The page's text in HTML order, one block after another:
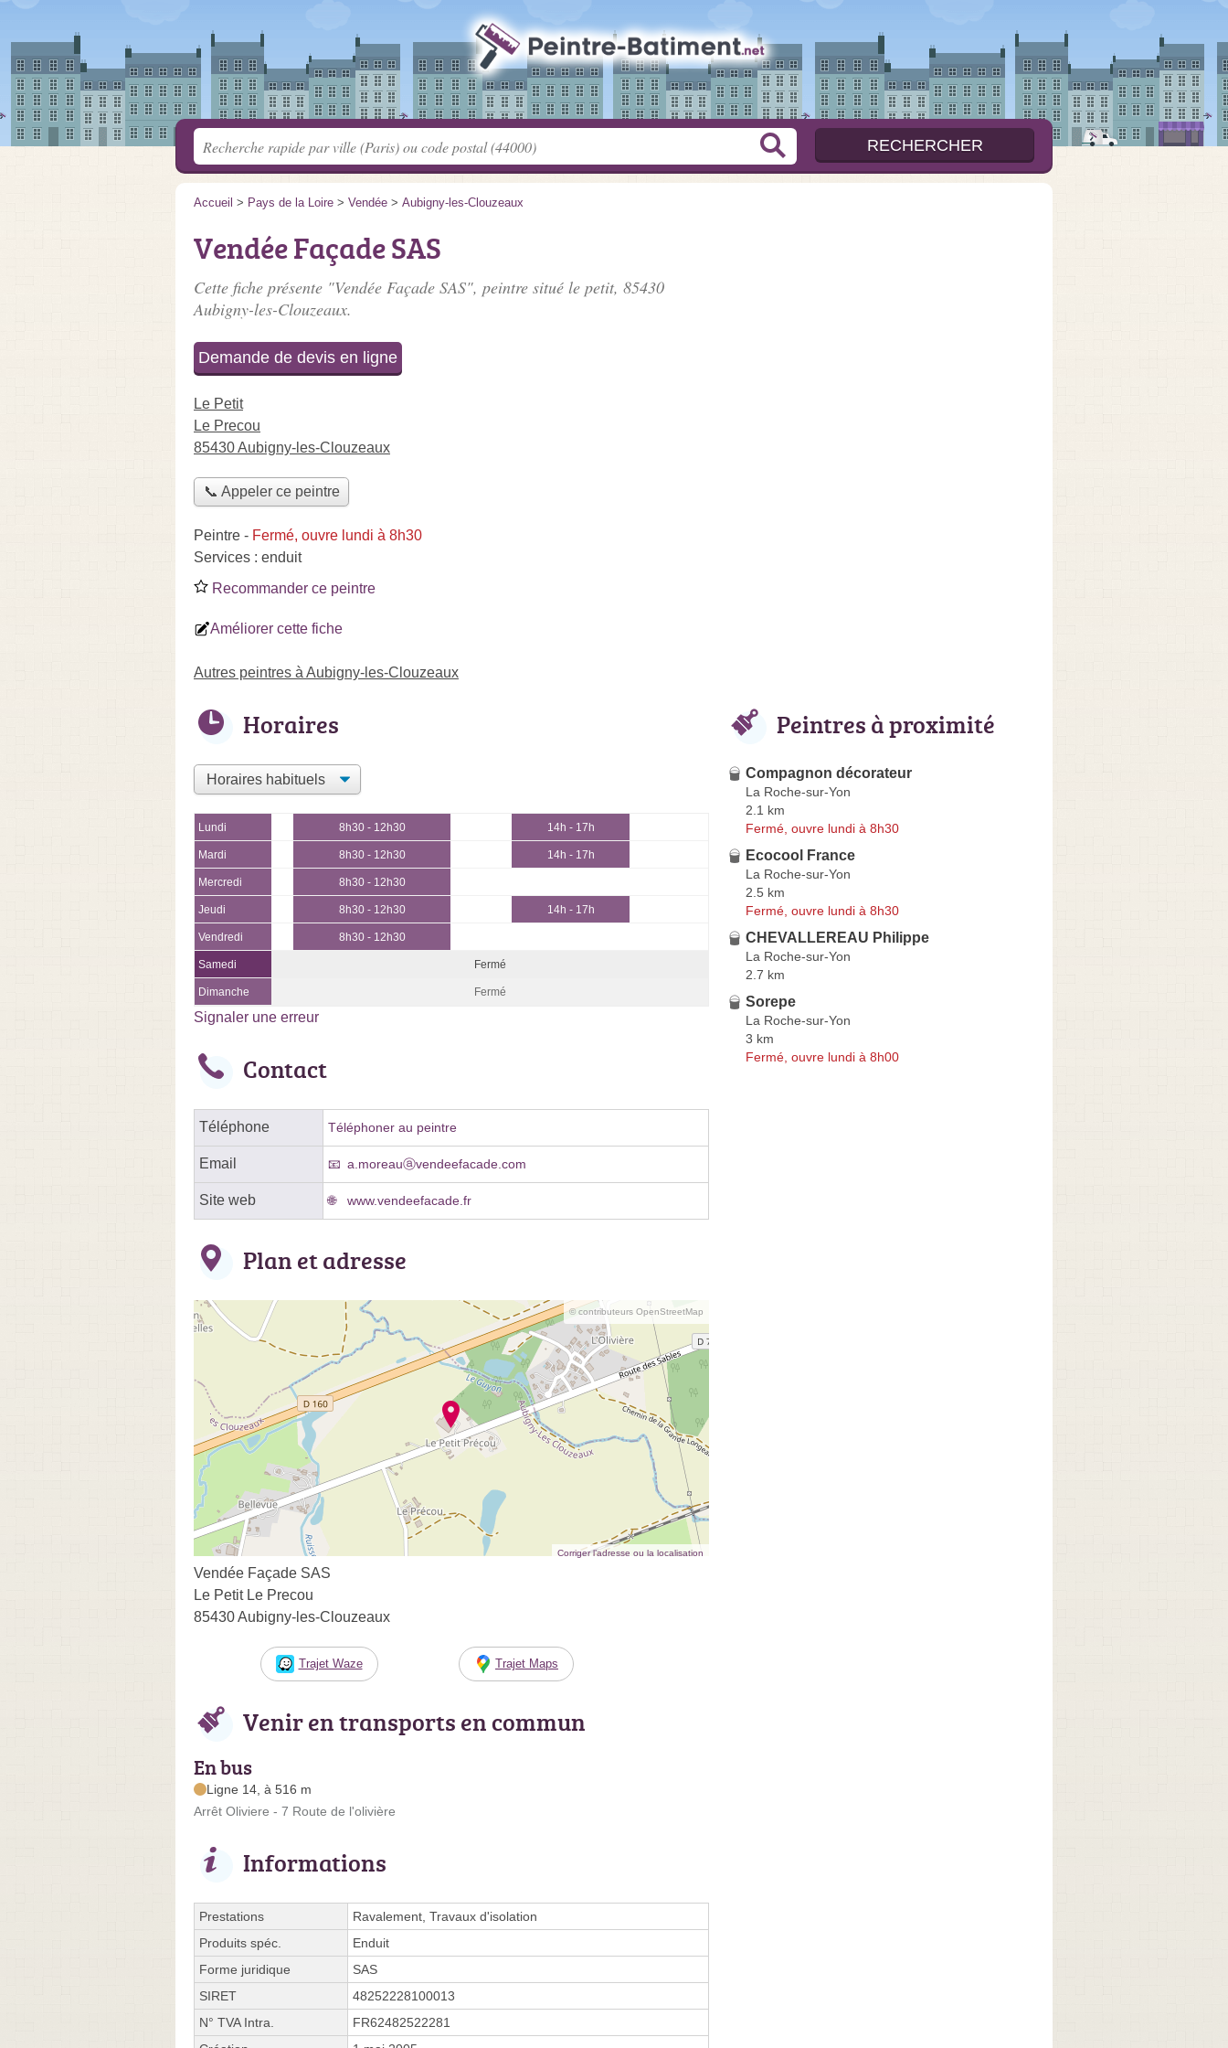
Accueil > Pays de la Loire > Vendée > Aubigny-les-Clouzeaux
Vendée Façade SAS
Cette fiche présente "Vendée Façade SAS", peintre situé le petit, 85430
Aubigny-les-Clouzeaux.
Demande de devis en ligne
Le Petit
Le Precou
85430 Aubigny-les-Clouzeaux
📞 Appeler ce peintre
Peintre - Fermé, ouvre lundi à 8h30
Services : enduit
Recommander ce peintre
Améliorer cette fiche
Autres peintres à Aubigny-les-Clouzeaux
Horaires
Lundi 8h30 - 12h30 14h - 17h
Mardi 8h30 - 12h30 14h - 17h
Mercredi 8h30 - 12h30
Jeudi 8h30 - 12h30 14h - 17h
Vendredi 8h30 - 12h30
Samedi Fermé
Dimanche Fermé
Signaler une erreur
Contact
Téléphone Téléphoner au peintre
Email a.moreauⓐvendeefacade.com
Site web www.vendeefacade.fr
Plan et adresse
© contributeurs OpenStreetMap
Corriger l’adresse ou la localisation
Vendée Façade SAS
Le Petit Le Precou
85430 Aubigny-les-Clouzeaux
Trajet Waze Trajet Maps
Venir en transports en commun
En bus
Ligne 14, à 516 m
Arrêt Oliviere - 7 Route de l'olivière
Informations
Prestations
Ravalement, Travaux d'isolation
Produits spéc.
Enduit
Forme juridique
SAS
SIRET
48252228100013
N° TVA Intra.
FR62482522281
Peintres à proximité
Compagnon décorateur
La Roche-sur-Yon
2.1 km
Fermé, ouvre lundi à 8h30
Ecocool France
La Roche-sur-Yon
2.5 km
Fermé, ouvre lundi à 8h30
CHEVALLEREAU Philippe
La Roche-sur-Yon
2.7 km
Sorepe
La Roche-sur-Yon
3 km
Fermé, ouvre lundi à 8h00